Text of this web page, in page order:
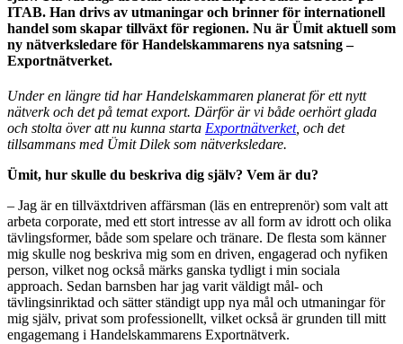
ITAB. Han drivs av utmaningar och brinner för internationell
handel som skapar tillväxt för regionen. Nu är Ümit aktuell som
ny nätverksledare för Handelskammarens nya satsning –
Exportnätverket.
Under en längre tid har Handelskammaren planerat för ett nytt
nätverk och det på temat export. Därför är vi både oerhört glada
och stolta över att nu kunna starta Exportnätverket, och det
tillsammans med Ümit Dilek som nätverksledare.
Ümit, hur skulle du beskriva dig själv? Vem är du?
– Jag är en tillväxtdriven affärsman (läs en entreprenör) som valt att
arbeta corporate, med ett stort intresse av all form av idrott och olika
tävlingsformer, både som spelare och tränare. De flesta som känner
mig skulle nog beskriva mig som en driven, engagerad och nyfiken
person, vilket nog också märks ganska tydligt i min sociala
approach. Sedan barnsben har jag varit väldigt mål- och
tävlingsinriktad och sätter ständigt upp nya mål och utmaningar för
mig själv, privat som professionellt, vilket också är grunden till mitt
engagemang i Handelskammarens Exportnätverk.